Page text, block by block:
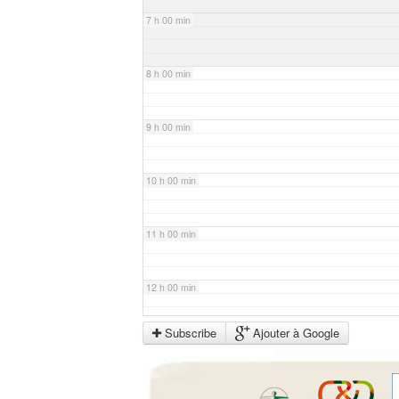
7 h 00 min
8 h 00 min
9 h 00 min
10 h 00 min
11 h 00 min
12 h 00 min
13 h 00 min
Subscribe Ajouter à Google